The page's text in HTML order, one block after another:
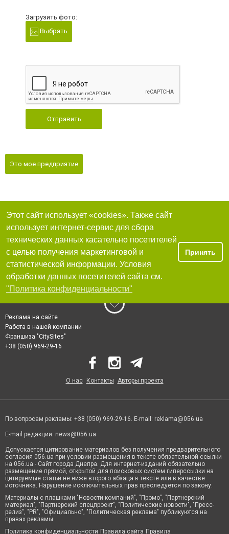
Загрузить фото:
Выбрать
Отправить
Это мое предприятие
Этот сайт использует «cookies». Также сайт
использует интернет-сервис для сбора
технических данных касательно посетителей
с целью получения маркетинговой и
статистической информации. Условия
обработки данных посетителей сайта см.
"Политика конфиденциальности"
Принять
Реклама на сайте
Работа в нашей компании
Франшиза "CitySites"
+38 (050) 969-29-16
О нас Контакты Авторы проекта
По вопросам рекламы: +38 (050) 969-29-16. E-mail: reklama@056.ua
E-mail редакции: news@056.ua
Допускается цитирование материалов без получения предварительного
согласия 056.ua при условии размещения в тексте обязательной ссылки
на 056.ua - Сайт города Днепра. Для интернет-изданий обязательно
размещение прямой, открытой для поисковых систем гиперссылки на
цитируемые статьи не ниже второго абзаца в тексте или в качестве
источника. Нарушение исключительных прав преследуется по закону.
Материалы с плашками "Новости компаний", "Промо", "Партнерский
материал", "Партнерский спецпроект", "Политические новости", "Пресс-
релиз", "PR", "Официально", "Политическая реклама" публикуются на
правах рекламы.
Политика конфиденциальности Правила сайта Правила